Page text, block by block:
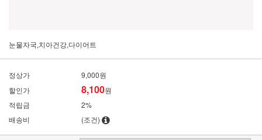
눈물자국,치아건강,다이어트
정상가
9,000원
할인가
8,100원
적립금
2%
배송비
(조건)